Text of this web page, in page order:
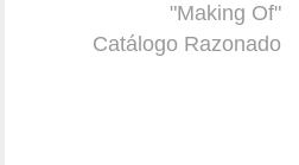
"Making Of"
Catálogo Razonado